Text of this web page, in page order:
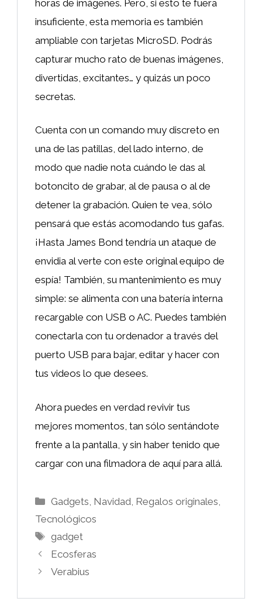
horas de imágenes. Pero, si esto te fuera
insuficiente, esta memoria es también
ampliable con tarjetas MicroSD. Podrás
capturar mucho rato de buenas imágenes,
divertidas, excitantes… y quizás un poco
secretas.
Cuenta con un comando muy discreto en
una de las patillas, del lado interno, de
modo que nadie nota cuándo le das al
botoncito de grabar, al de pausa o al de
detener la grabación. Quien te vea, sólo
pensará que estás acomodando tus gafas.
¡Hasta James Bond tendría un ataque de
envidia al verte con este original equipo de
espía! También, su mantenimiento es muy
simple: se alimenta con una batería interna
recargable con USB o AC. Puedes también
conectarla con tu ordenador a través del
puerto USB para bajar, editar y hacer con
tus videos lo que desees.
Ahora puedes en verdad revivir tus
mejores momentos, tan sólo sentándote
frente a la pantalla, y sin haber tenido que
cargar con una filmadora de aquí para allá.
Categorías
Gadgets Navidad Regalos originales
Tecnológicos
Etiquetas
gadget
Ecosferas
Verabius